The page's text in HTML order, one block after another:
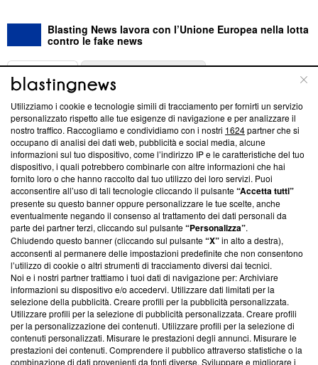
Blasting News lavora con l’Unione Europea nella lotta
contro le fake news
ABOUT
Questa sezione offre informazioni trasparenti su Blasting
News, sui nostri processi editoriali e su come ci impegniamo a
creare news di qualità. Inoltre, afferma la nostra aderenza a
‘Trust Project - News with Integrity’Blasting News non è
ancora membro del programma, ma ha richiesto di farne
parte; Trust Project non ha ancora effettuato una verifica di
conformità agli standard.
Su di noi
Team editoriale
Corporate
Redazione
Informativa Privacy
Cookie Policy
Utilizziamo i cookie e tecnologie simili di tracciamento per fornirti un servizio
personalizzato rispetto alle tue esigenze di navigazione e per analizzare il
nostro traffico. Raccogliamo e condividiamo con i nostri 1624partner che si
occupano di analisi dei dati web, pubblicità e social media, alcune
informazioni sul tuo dispositivo, come l’indirizzo IP e le caratteristiche del tuo
dispositivo, i quali potrebbero combinarle con altre informazioni che hai
fornito loro o che hanno raccolto dal tuo utilizzo dei loro servizi. Puoi
acconsentire all’uso di tali tecnologie cliccando il pulsante“Accetta tutti”
presente su questo banner oppure personalizzare le tue scelte, anche
eventualmente negando il consenso al trattamento dei dati personali da
parte dei partner terzi, cliccando sul pulsante“Personalizza”.
Chiudendo questo banner (cliccando sul pulsante“X”in alto a destra),
acconsenti al permanere delle impostazioni predefinite che non consentono
l’utilizzo di cookie o altri strumenti di tracciamento diversi dai tecnici.
Noi e i nostri partner trattiamo i tuoi dati di navigazione per: Archiviare
informazioni su dispositivo e/o accedervi. Utilizzare dati limitati per la
selezione della pubblicità. Creare profili per la pubblicità personalizzata.
Utilizzare profili per la selezione di pubblicità personalizzata. Creare profili
per la personalizzazione dei contenuti. Utilizzare profili per la selezione di
contenuti personalizzati. Misurare le prestazioni degli annunci. Misurare le
prestazioni dei contenuti. Comprendere il pubblico attraverso statistiche o la
combinazione di dati provenienti da fonti diverse. Sviluppare e migliorare i